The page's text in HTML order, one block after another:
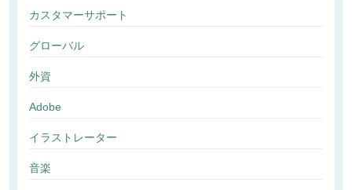
カスタマーサポート
グローバル
外資
Adobe
イラストレーター
音楽